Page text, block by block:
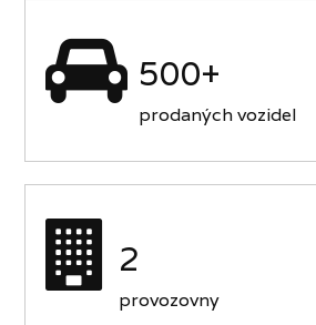
500+
prodaných vozidel
2
provozovny